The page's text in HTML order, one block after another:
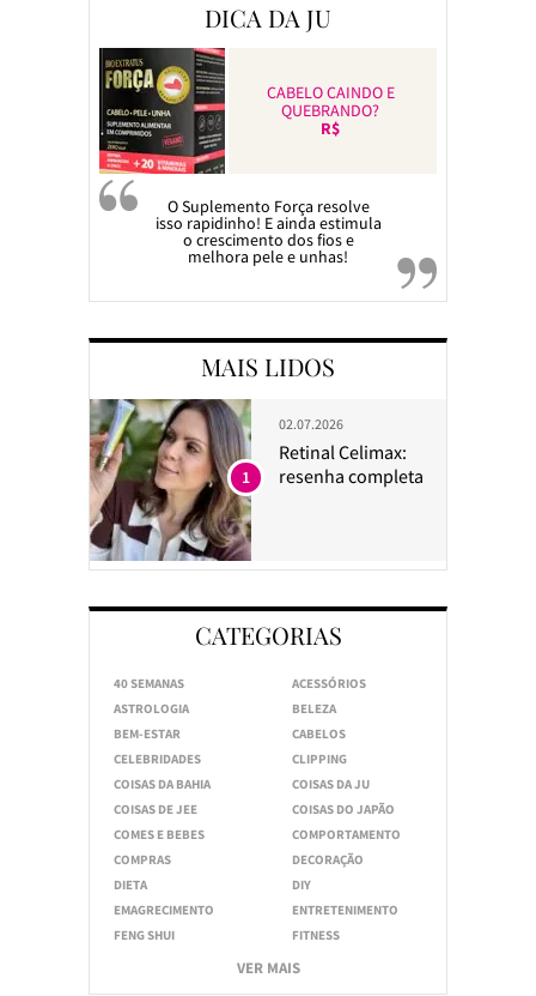
DICA DA JU
CABELO CAINDO E
QUEBRANDO?
R$
O Suplemento Força resolve
isso rapidinho! E ainda estimula
o crescimento dos fios e
melhora pele e unhas!
MAIS LIDOS
02.07.2026
Retinal Celimax:
resenha completa
1
CATEGORIAS
40 SEMANAS
ACESSÓRIOS
ASTROLOGIA
BELEZA
BEM-ESTAR
CABELOS
CELEBRIDADES
CLIPPING
COISAS DA BAHIA
COISAS DA JU
COISAS DE JEE
COISAS DO JAPÃO
COMES E BEBES
COMPORTAMENTO
COMPRAS
DECORAÇÃO
DIETA
DIY
EMAGRECIMENTO
ENTRETENIMENTO
FENG SHUI
FITNESS
VER MAIS